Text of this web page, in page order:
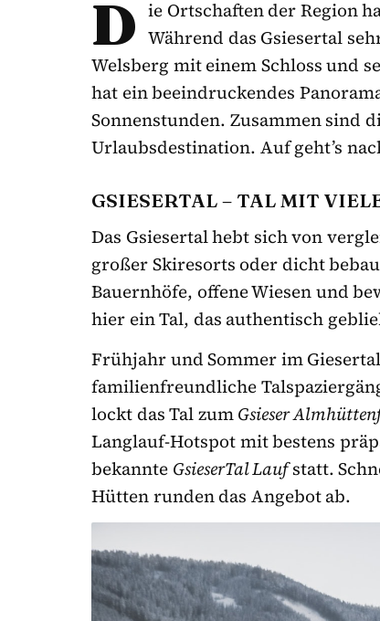
D ie Ortschaften der Region
Während das Gsiesertal
Welsberg mit einem Schloss und
hat ein beeindruckendes
Sonnenstunden. Zusammen sind
Urlaubsdestination. Auf geht’s
GSIESERTAL – TAL MIT
Das Gsiesertal hebt sich von
großer Skiresorts oder dicht
Bauernhöfe, offene Wiesen und
hier ein Tal, das authentisch
Frühjahr und Sommer im
familienfreundliche
lockt das Tal zumGsieser
Langlauf-Hotspot mit bestens
bekannte GsieserTal Laufstatt.
Hütten runden das Angebot ab.